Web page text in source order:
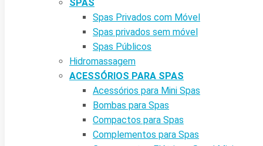
SPAS
Spas Privados com Móvel
Spas privados sem móvel
Spas Públicos
Hidromassagem
ACESSÓRIOS PARA SPAS
Acessórios para Mini Spas
Bombas para Spas
Compactos para Spas
Complementos para Spas